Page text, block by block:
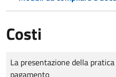
Costi
Tipo di pagamento
Importo
La presentazione della
pagamento